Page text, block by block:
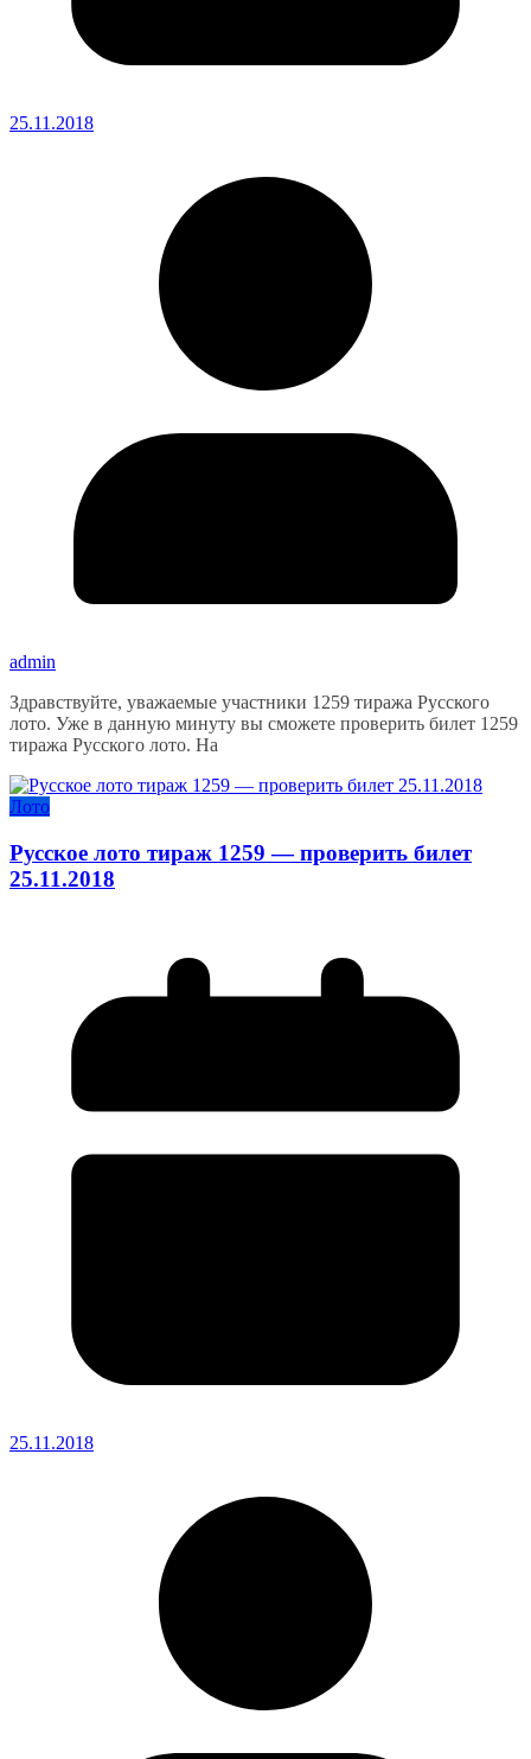
25.11.2018
admin
Здравствуйте, уважаемые участники 1259 тиража Русского
лото. Уже в данную минуту вы сможете проверить билет 1259
тиража Русского лото. На
Лото
Русское лото тираж 1259 — проверить билет
25.11.2018
25.11.2018